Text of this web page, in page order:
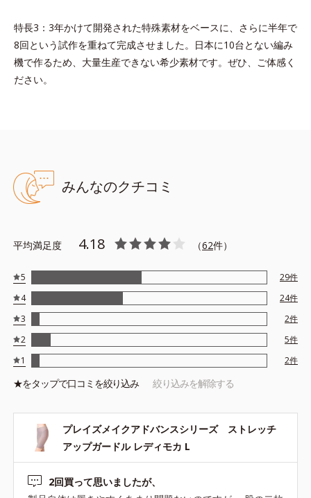
特長3：3年かけて開発された特殊素材をベースに、さらに半年で
8回という試作を重ねて完成させました。日本に10台とない編み
機で作るため、大量生産できない希少素材です。ぜひ、ご体感く
ださい。
みんなのクチコミ
平均満足度 4.18 （62件）
5 29件
4
24件
3
2件
2
5件
1
2件
★をタップで口コミを絞り込み 絞り込みを解除する
プレイズメイクアドバンスシリーズ ストレッチ
アップガードル レディモカ L
2回買って思いましたが、